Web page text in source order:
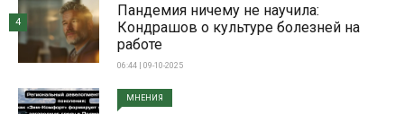
Пандемия ничему не научила:
Кондрашов о культуре болезней на
работе
06:44 | 09-10-2025
4
МНЕНИЯ